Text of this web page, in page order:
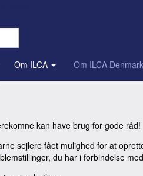
Om ILCA Om ILCA Denmark
kan have brug for gode råd!
sejlere fået mulighed for at
du har i forbindelse